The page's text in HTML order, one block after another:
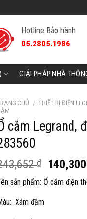
Hotline Bảo hành
05.2805.1986
GIẢI PHÁP NHÀ
CHỦ / THIẾT BỊ ĐIỆN
cắm Legrand,
₫
Giá
gốc
là:
sản phẩm: Ổ cắm điện
Xám đậm